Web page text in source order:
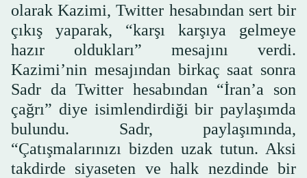
olarak Kazimi, Twitter hesabından sert bir
çıkış yaparak, “karşı karşıya gelmeye
hazır oldukları” mesajını verdi.
Kazimi’nin mesajından birkaç saat sonra
Sadr da Twitter hesabından “İran’a son
çağrı” diye isimlendirdiği bir paylaşımda
bulundu. Sadr, paylaşımında,
“Çatışmalarınızı bizden uzak tutun. Aksi
takdirde siyaseten ve halk nezdinde bir